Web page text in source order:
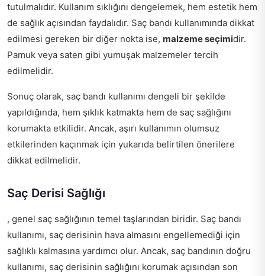
tutulmalıdır. Kullanım sıklığını dengelemek, hem estetik hem
de sağlık açısından faydalıdır. Saç bandı kullanımında dikkat
edilmesi gereken bir diğer nokta ise, malzeme seçimidir.
Pamuk veya saten gibi yumuşak malzemeler tercih
edilmelidir.
Sonuç olarak, saç bandı kullanımı dengeli bir şekilde
yapıldığında, hem şıklık katmakta hem de saç sağlığını
korumakta etkilidir. Ancak, aşırı kullanımın olumsuz
etkilerinden kaçınmak için yukarıda belirtilen önerilere
dikkat edilmelidir.
Saç Derisi Sağlığı
, genel saç sağlığının temel taşlarından biridir. Saç bandı
kullanımı, saç derisinin hava almasını engellemediği için
sağlıklı kalmasına yardımcı olur. Ancak, saç bandının doğru
kullanımı, saç derisinin sağlığını korumak açısından son